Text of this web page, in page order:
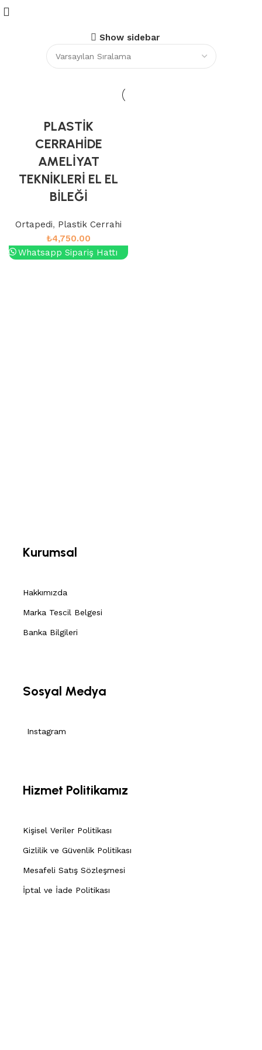
Show sidebar
PLASTİK
CERRAHİDE
AMELİYAT
TEKNİKLERİ EL EL
BİLEĞİ
Ortapedi, Plastik Cerrahi
₺4,750.00
Whatsapp Sipariş Hattı
Kurumsal
Hakkımızda
Marka Tescil Belgesi
Banka Bilgileri
Sosyal Medya
Instagram
Hizmet Politikamız
Kişisel Veriler Politikası
Gizlilik ve Güvenlik Politikası
Mesafeli Satış Sözleşmesi
İptal ve İade Politikası